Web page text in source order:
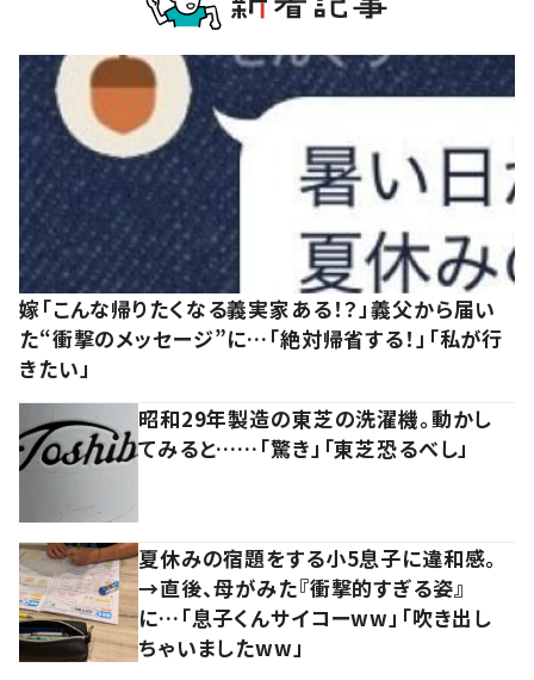
嫁「こんな帰りたくなる義実家ある！？」義父から届い
た“衝撃のメッセージ”に…「絶対帰省する！」「私が行
きたい」
昭和29年製造の東芝の洗濯機。動かし
てみると……「驚き」「東芝恐るべし」
夏休みの宿題をする小5息子に違和感。
→直後、母がみた『衝撃的すぎる姿』
に…「息子くんサイコーww」「吹き出し
ちゃいましたww」